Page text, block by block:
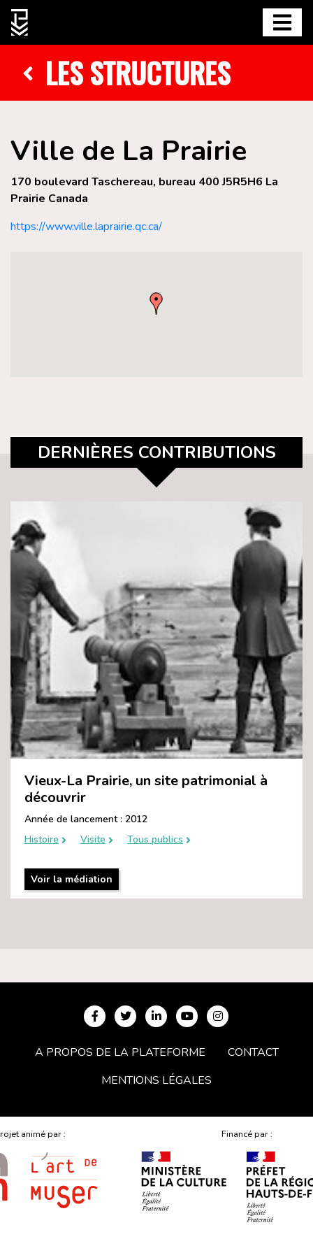
LES STRUCTURES
Ville de La Prairie
170 boulevard Taschereau, bureau 400 J5R5H6 La
Prairie Canada
https://www.ville.laprairie.qc.ca/
DERNIÈRES CONTRIBUTIONS
Vieux-La Prairie, un site patrimonial à
découvrir
Année de lancement : 2012
Histoire
Visite Tous publics
Voir la médiation
A PROPOS DE LA PLATEFORME
CONTACT
MENTIONS LÉGALES
animé par : Financé par :